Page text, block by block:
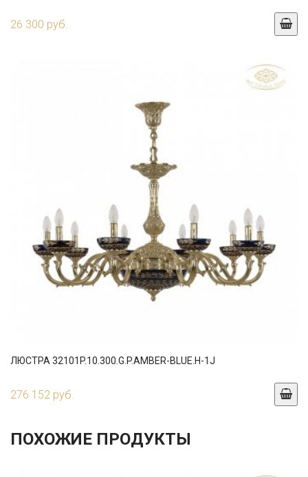
26 300 руб.
ЛЮСТРА 32101P.10.300.G.P.AMBER-BLUE.H-1J
276 152 руб.
ПОХОЖИЕ ПРОДУКТЫ